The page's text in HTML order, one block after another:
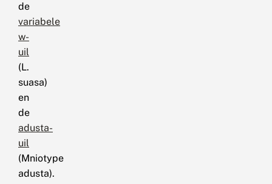
de
variabele
w-
uil
(L.
suasa)
en
de
adusta-
uil
(Mniotype
adusta).